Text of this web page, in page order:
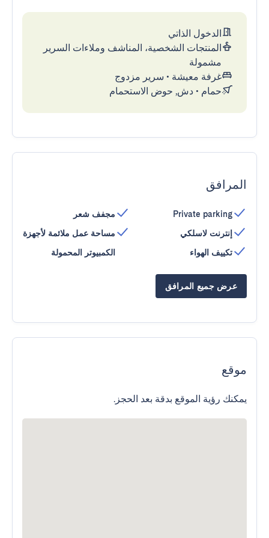
الدخول الذاتي
المنتجات الشخصية، المناشف وملاءات السرير
مشمولة
غرفة معيشة • سرير مزدوج
حمام • دش, حوض الاستحمام
المرافق
Private parking
إنترنت لاسلكي
تكييف الهواء
مجفف شعر
مساحة عمل ملائمة لأجهزة
الكمبيوتر المحمولة
عرض جميع المرافق
موقع
يمكنك رؤية الموقع بدقة بعد الحجز.